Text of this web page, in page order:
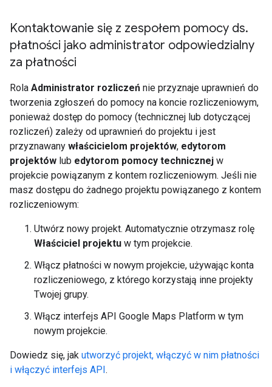
Kontaktowanie się z zespołem pomocy ds.
płatności jako administrator odpowiedzialny
za płatności
Rola Administrator rozliczeń nie przyznaje uprawnień do
tworzenia zgłoszeń do pomocy na koncie rozliczeniowym,
ponieważ dostęp do pomocy (technicznej lub dotyczącej
rozliczeń) zależy od uprawnień do projektu i jest
przyznawany właścicielom projektów, edytorom
projektów lub edytorom pomocy technicznej w
projekcie powiązanym z kontem rozliczeniowym. Jeśli nie
masz dostępu do żadnego projektu powiązanego z kontem
rozliczeniowym:
Utwórz nowy projekt. Automatycznie otrzymasz rolę
Właściciel projektu w tym projekcie.
Włącz płatności w nowym projekcie, używając konta
rozliczeniowego, z którego korzystają inne projekty
Twojej grupy.
Włącz interfejs API Google Maps Platform w tym
nowym projekcie.
Dowiedz się, jak utworzyć projekt, włączyć w nim płatności
i włączyć interfejs API.